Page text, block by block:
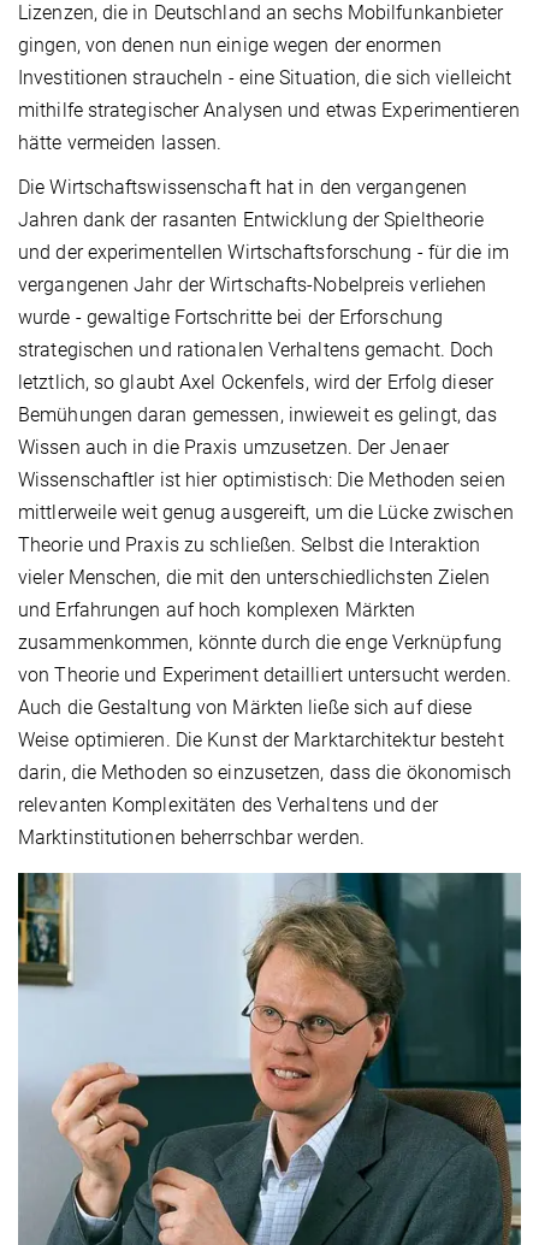
Lizenzen, die in Deutschland an sechs Mobilfunkanbieter
gingen, von denen nun einige wegen der enormen
Investitionen straucheln - eine Situation, die sich vielleicht
mithilfe strategischer Analysen und etwas Experimentieren
hätte vermeiden lassen.
Die Wirtschaftswissenschaft hat in den vergangenen
Jahren dank der rasanten Entwicklung der Spieltheorie
und der experimentellen Wirtschaftsforschung - für die im
vergangenen Jahr der Wirtschafts-Nobelpreis verliehen
wurde - gewaltige Fortschritte bei der Erforschung
strategischen und rationalen Verhaltens gemacht. Doch
letztlich, so glaubt Axel Ockenfels, wird der Erfolg dieser
Bemühungen daran gemessen, inwieweit es gelingt, das
Wissen auch in die Praxis umzusetzen. Der Jenaer
Wissenschaftler ist hier optimistisch: Die Methoden seien
mittlerweile weit genug ausgereift, um die Lücke zwischen
Theorie und Praxis zu schließen. Selbst die Interaktion
vieler Menschen, die mit den unterschiedlichsten Zielen
und Erfahrungen auf hoch komplexen Märkten
zusammenkommen, könnte durch die enge Verknüpfung
von Theorie und Experiment detailliert untersucht werden.
Auch die Gestaltung von Märkten ließe sich auf diese
Weise optimieren. Die Kunst der Marktarchitektur besteht
darin, die Methoden so einzusetzen, dass die ökonomisch
relevanten Komplexitäten des Verhaltens und der
Marktinstitutionen beherrschbar werden.